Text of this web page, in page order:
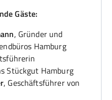
Gäste:
, Gründer und
Hamburg
Stückgut Hamburg
, Geschäftsführer von